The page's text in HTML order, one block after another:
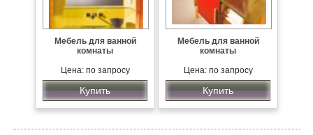
Мебель для ванной
комнаты
Цена: по запросу
Купить
Мебель для ванной
комнаты
Цена: по запросу
Купить